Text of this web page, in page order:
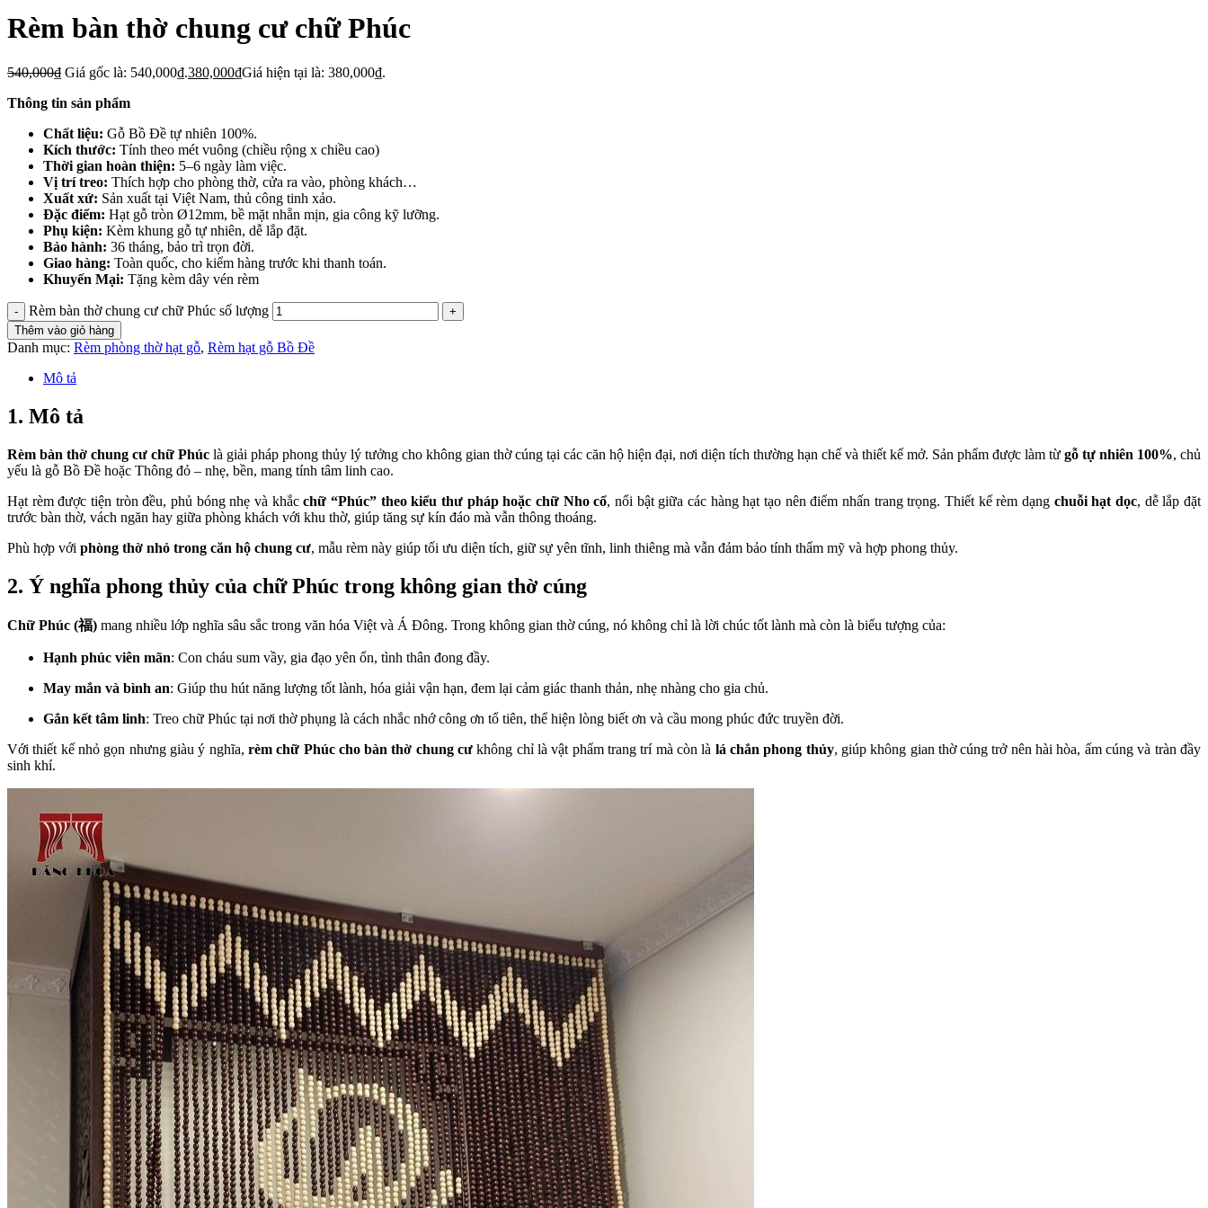
Rèm bàn thờ chung cư chữ Phúc
540,000₫ Giá gốc là: 540,000₫.380,000₫Giá hiện tại là: 380,000₫.
Thông tin sản phẩm
Chất liệu: Gỗ Bồ Đề tự nhiên 100%.
Kích thước: Tính theo mét vuông (chiều rộng x chiều cao)
Thời gian hoàn thiện: 5–6 ngày làm việc.
Vị trí treo: Thích hợp cho phòng thờ, cửa ra vào, phòng khách…
Xuất xứ: Sản xuất tại Việt Nam, thủ công tinh xảo.
Đặc điểm: Hạt gỗ tròn Ø12mm, bề mặt nhẵn mịn, gia công kỹ lưỡng.
Phụ kiện: Kèm khung gỗ tự nhiên, dễ lắp đặt.
Bảo hành: 36 tháng, bảo trì trọn đời.
Giao hàng: Toàn quốc, cho kiểm hàng trước khi thanh toán.
Khuyến Mại: Tặng kèm dây vén rèm
Rèm bàn thờ chung cư chữ Phúc số lượng
Thêm vào giỏ hàng
Danh mục: Rèm phòng thờ hạt gỗ, Rèm hạt gỗ Bồ Đề
Mô tả
1. Mô tả
Rèm bàn thờ chung cư chữ Phúc là giải pháp phong thủy lý tưởng cho không gian thờ cúng tại các căn hộ hiện đại, nơi diện tích thường hạn chế và thiết kế mở. Sản phẩm được làm từ gỗ tự nhiên 100%, chủ
yếu là gỗ Bồ Đề hoặc Thông đỏ – nhẹ, bền, mang tính tâm linh cao.
Hạt rèm được tiện tròn đều, phủ bóng nhẹ và khắcchữ “Phúc” theo kiểu thư pháp hoặc chữ Nho cổ, nổi bật giữa các hàng hạt tạo nên điểm nhấn trang trọng. Thiết kế rèm dạng chuỗi hạt dọc, dễ lắp đặt
trước bàn thờ, vách ngăn hay giữa phòng khách với khu thờ, giúp tăng sự kín đáo mà vẫn thông thoáng.
Phù hợp với phòng thờ nhỏ trong căn hộ chung cư, mẫu rèm này giúp tối ưu diện tích, giữ sự yên tĩnh, linh thiêng mà vẫn đảm bảo tính thẩm mỹ và hợp phong thủy.
2. Ý nghĩa phong thủy của chữ Phúc trong không gian thờ cúng
Chữ Phúc (福) mang nhiều lớp nghĩa sâu sắc trong văn hóa Việt và Á Đông. Trong không gian thờ cúng, nó không chỉ là lời chúc tốt lành mà còn là biểu tượng của:
Hạnh phúc viên mãn: Con cháu sum vầy, gia đạo yên ổn, tình thân đong đầy.
May mắn và bình an: Giúp thu hút năng lượng tốt lành, hóa giải vận hạn, đem lại cảm giác thanh thản, nhẹ nhàng cho gia chủ.
Gắn kết tâm linh: Treo chữ Phúc tại nơi thờ phụng là cách nhắc nhớ công ơn tổ tiên, thể hiện lòng biết ơn và cầu mong phúc đức truyền đời.
Với thiết kế nhỏ gọn nhưng giàu ý nghĩa, rèm chữ Phúc cho bàn thờ chung cư không chỉ là vật phẩm trang trí mà còn là lá chắn phong thủy, giúp không gian thờ cúng trở nên hài hòa, ấm cúng và tràn đầy
sinh khí.